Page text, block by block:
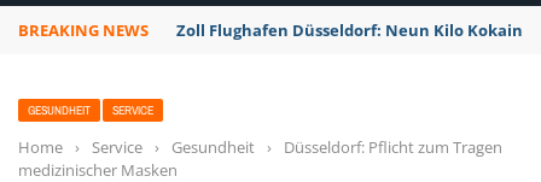
BREAKING NEWS Zoll Flughafen Düsseldorf: Neun Kilo Kokain
GESUNDHEIT SERVICE
Home › Service › Gesundheit ›
Düsseldorf: Pflicht zum Tragen
medizinischer Masken